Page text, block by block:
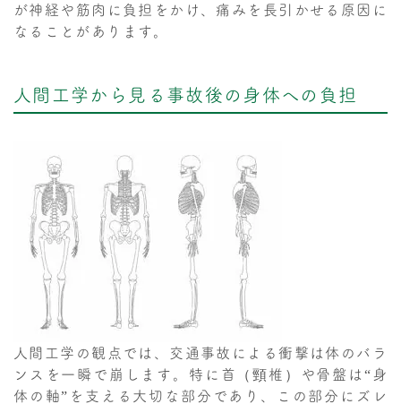
が神経や筋肉に負担をかけ、痛みを長引かせる原因に
なることがあります。
人間工学から見る事故後の身体への負担
人間工学の観点では、交通事故による衝撃は体のバラ
ンスを一瞬で崩します。特に首（頸椎）や骨盤は“身
体の軸”を支える大切な部分であり、この部分にズレ